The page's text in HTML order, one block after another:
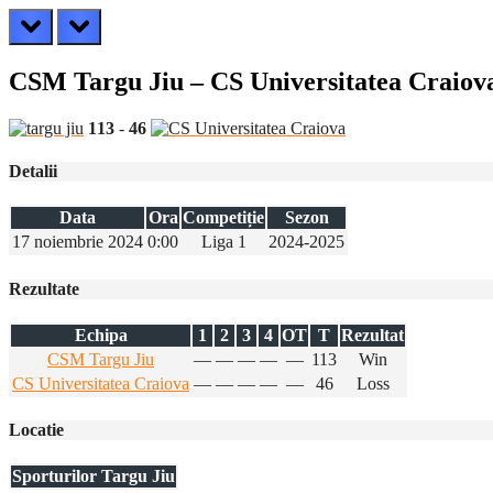
prev next
CSM Targu Jiu – CS Universitatea
113 - 46
Detalii
Data Ora Competiție
Sezon
17 noiembrie 2024 0:00 Liga 1 2024-2025
Rezultate
Echipa 1 2 3 4 OT T Rezultat
CSM Targu Jiu
— — — — — 113
Win
CS Universitatea Craiova — — — — — 46 Loss
Locatie
Sporturilor Targu Jiu